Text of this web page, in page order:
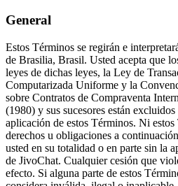
General
Estos Términos se regirán e
de Brasilia, Brasil. Usted acepta que
leyes de dichas leyes, la Ley de
Computarizada Uniforme y la
sobre Contratos de Compraventa
(1980) y sus sucesores están
aplicación de estos Términos. Ni
derechos u obligaciones a
usted en su totalidad o en parte sin la
de JivoChat. Cualquier cesión que
efecto. Si alguna parte de estos